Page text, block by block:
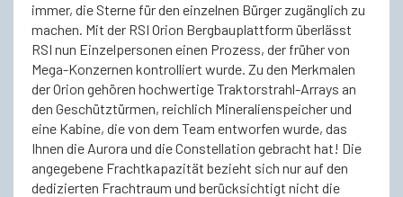
immer, die Sterne für den einzelnen Bürger zugänglich zu
machen. Mit der RSI Orion Bergbauplattform überlässt
RSI nun Einzelpersonen einen Prozess, der früher von
Mega-Konzernen kontrolliert wurde. Zu den Merkmalen
der Orion gehören hochwertige Traktorstrahl-Arrays an
den Geschütztürmen, reichlich Mineralienspeicher und
eine Kabine, die von dem Team entworfen wurde, das
Ihnen die Aurora und die Constellation gebracht hat! Die
angegebene Frachtkapazität bezieht sich nur auf den
dedizierten Frachtraum und berücksichtigt nicht die